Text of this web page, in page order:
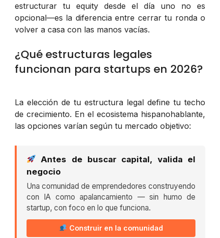
estructurar tu equity desde el día uno no es
opcional—es la diferencia entre cerrar tu ronda o
volver a casa con las manos vacías.
¿Qué estructuras legales
funcionan para startups en 2026?
La elección de tu estructura legal define tu techo
de crecimiento. En el ecosistema hispanohablante,
las opciones varían según tu mercado objetivo:
Antes de buscar capital, valida el
negocio
Una comunidad de emprendedores construyendo
con IA como apalancamiento — sin humo de
startup, con foco en lo que funciona.
Construir en la comunidad